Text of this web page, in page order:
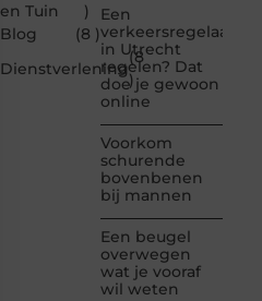
en Tuin
)
Blog
(8 )
Dienstverlening
(8
)
Een
verkeersregelaar
in Utrecht
regelen? Dat
doe je gewoon
online
Voorkom
schurende
bovenbenen
bij mannen
Een beugel
overwegen
wat je vooraf
wil weten